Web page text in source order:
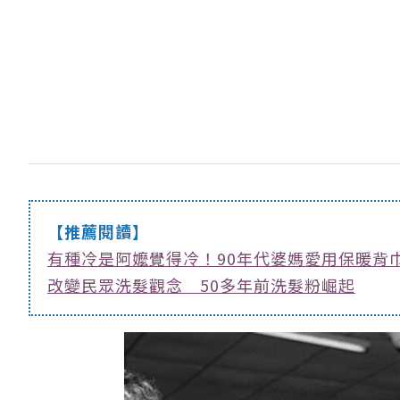
【推薦閱讀】
有種冷是阿嬤覺得冷！90年代婆媽愛用保暖背
改變民眾洗髮觀念 50多年前洗髮粉崛起